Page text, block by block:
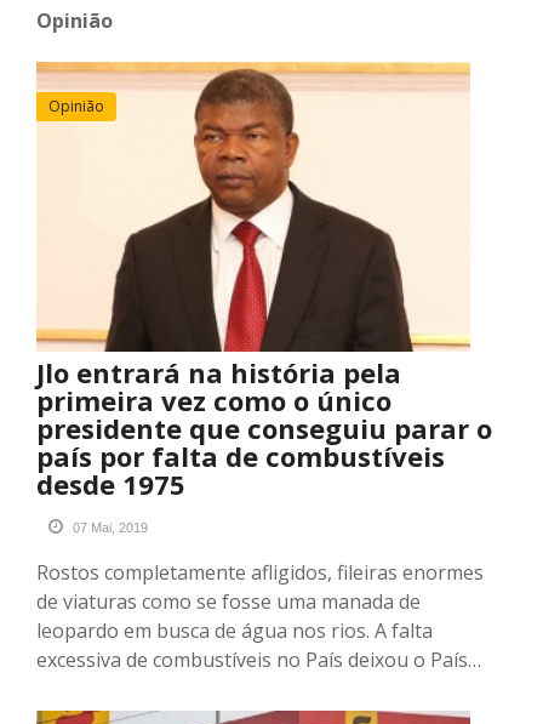
Opinião
Opinião
Jlo entrará na história pela
primeira vez como o único
presidente que conseguiu parar o
país por falta de combustíveis
desde 1975
07 Mai, 2019
Rostos completamente afligidos, fileiras enormes
de viaturas como se fosse uma manada de
leopardo em busca de água nos rios. A falta
excessiva de combustíveis no País deixou o País…